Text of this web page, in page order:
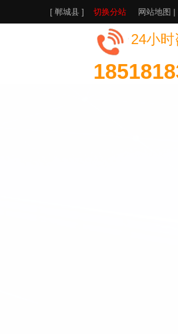
[ 郸城县 ] 切换分站 网站地图 |
24小